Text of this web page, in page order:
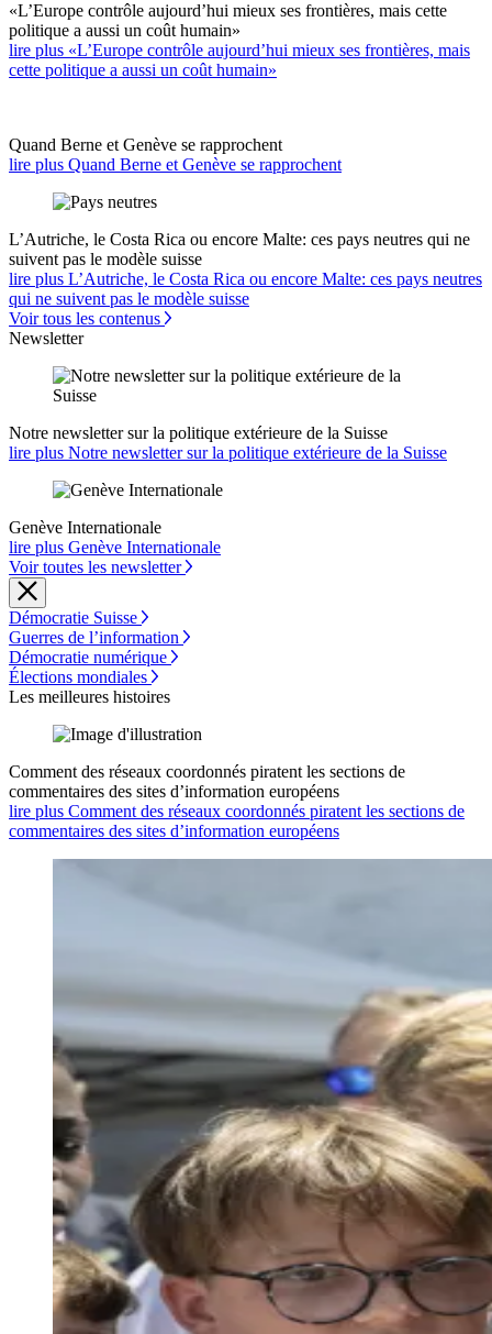
«L’Europe contrôle aujourd’hui mieux ses frontières, mais cette
politique a aussi un coût humain»
lire plus «L’Europe contrôle aujourd’hui mieux ses frontières, mais
cette politique a aussi un coût humain»
Quand Berne et Genève se rapprochent
lire plus Quand Berne et Genève se rapprochent
L’Autriche, le Costa Rica ou encore Malte: ces pays neutres qui ne
suivent pas le modèle suisse
lire plus L’Autriche, le Costa Rica ou encore Malte: ces pays neutres
qui ne suivent pas le modèle suisse
Voir tous les contenus
Newsletter
Notre newsletter sur la politique extérieure de la Suisse
lire plus Notre newsletter sur la politique extérieure de la Suisse
Genève Internationale
lire plus Genève Internationale
Voir toutes les newsletter
Démocratie Suisse
Guerres de l’information
Démocratie numérique
Élections mondiales
Les meilleures histoires
Comment des réseaux coordonnés piratent les sections de
commentaires des sites d’information européens
lire plus Comment des réseaux coordonnés piratent les sections de
commentaires des sites d’information européens